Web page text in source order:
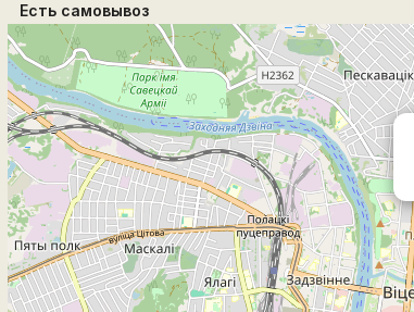
Есть самовывоз